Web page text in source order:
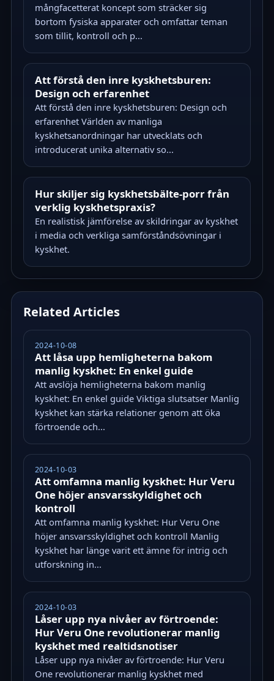
mångfacetterat koncept som sträcker sig
bortom fysiska apparater och omfattar teman
som tillit, kontroll och p...
Att förstå den inre kyskhetsburen:
Design och erfarenhet
Att förstå den inre kyskhetsburen: Design och
erfarenhet Världen av manliga
kyskhetsanordningar har utvecklats och
introducerat unika alternativ so...
Hur skiljer sig kyskhetsbälte-porr från
verklig kyskhetspraxis?
En realistisk jämförelse av skildringar av kyskhet
i media och verkliga samförståndsövningar i
kyskhet.
Related Articles
2024-10-08
Att låsa upp hemligheterna bakom
manlig kyskhet: En enkel guide
Att avslöja hemligheterna bakom manlig
kyskhet: En enkel guide Viktiga slutsatser Manlig
kyskhet kan stärka relationer genom att öka
förtroende och...
2024-10-03
Att omfamna manlig kyskhet: Hur Veru
One höjer ansvarsskyldighet och
kontroll
Att omfamna manlig kyskhet: Hur Veru One
höjer ansvarsskyldighet och kontroll Manlig
kyskhet har länge varit ett ämne för intrig och
utforskning in...
2024-10-03
Låser upp nya nivåer av förtroende:
Hur Veru One revolutionerar manlig
kyskhet med realtidsnotiser
Låser upp nya nivåer av förtroende: Hur Veru
One revolutionerar manlig kyskhet med